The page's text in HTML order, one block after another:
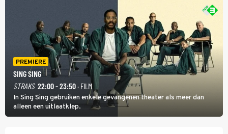
PREMIERE
SING SING
STRAKS 22:00 - 23:50· FILM
In Sing Sing gebruiken enkele gevangenen theater als meer dan
alleen een uitlaatklep.